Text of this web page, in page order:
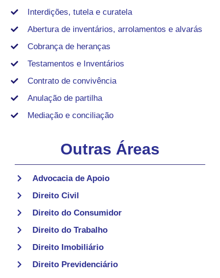
Interdições, tutela e curatela
Abertura de inventários, arrolamentos e alvarás
Cobrança de heranças
Testamentos e Inventários
Contrato de convivência
Anulação de partilha
Mediação e conciliação
Outras Áreas
Advocacia de Apoio
Direito Civil
Direito do Consumidor
Direito do Trabalho
Direito Imobiliário
Direito Previdenciário